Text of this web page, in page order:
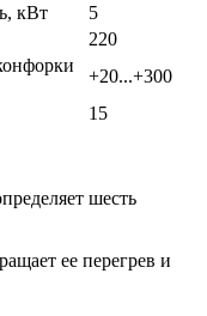
кВт
5
220
+20...+300
15
шесть
ее перегрев и